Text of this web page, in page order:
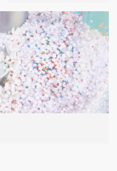
klinčovanie alebo správa C-
dielov – ponúkame
správne riešenie.